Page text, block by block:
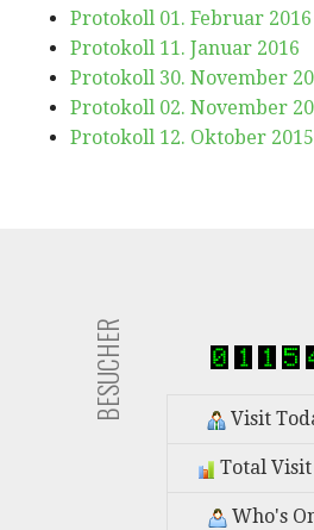
Protokoll 01. Februar 2016
Protokoll 11. Januar 2016
Protokoll 30. November
Protokoll 02. November
Protokoll 12. Oktober 2015
BESUCHER Visit
Total Visit
Who's